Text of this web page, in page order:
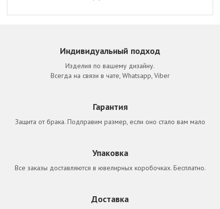
Индивидуальный подход
Изделия по вашему дизайну.
Всегда на связи в чате, Whatsapp, Viber
Гарантия
Защита от брака. Подправим размер, если оно стало вам мало
Упаковка
Все заказы доставляются в ювелирных коробочках. Бесплатно.
Доставка